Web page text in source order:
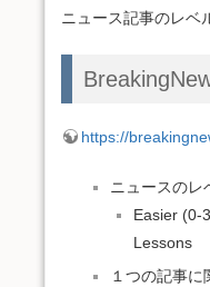
ニュース記事のレベ
https://
ニュースのレ
Easier (0-
Lessons
１つの記事に